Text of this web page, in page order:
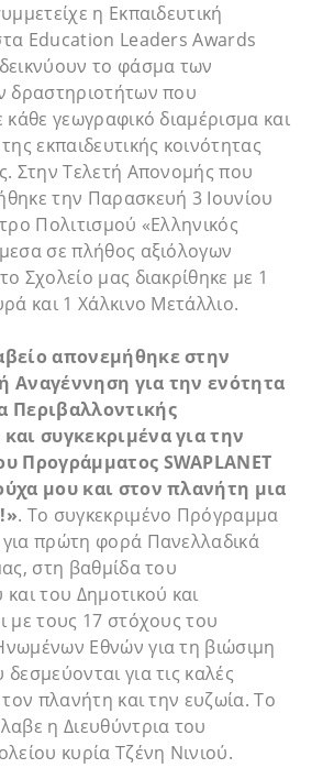
η Εκπαιδευτική
Education Leaders Awards
το φάσμα των
δραστηριοτήτων που
γεωγραφικό διαμέρισμα και
εκπαιδευτικής κοινότητας
Στην Τελετή Απονομής που
την Παρασκευή 3 Ιουνίου
Πολιτισμού «Ελληνικός
σε πλήθος αξιόλογων
Σχολείο μας διακρίθηκε με 1
και 1 Χάλκινο Μετάλλιο.
απονεμήθηκε στην
Αναγέννηση για την ενότητα
Περιβαλλοντικής
συγκεκριμένα για την
Προγράμματος SWAPLANET
μου και στον πλανήτη μια
. Το συγκεκριμένο Πρόγραμμα
πρώτη φορά Πανελλαδικά
στη βαθμίδα του
του Δημοτικού και
με τους 17 στόχους του
Εθνών για τη βιώσιμη
για τις καλές
τον πλανήτη και την ευζωία. Το
η Διευθύντρια του
κυρία Τζένη Νινιού.